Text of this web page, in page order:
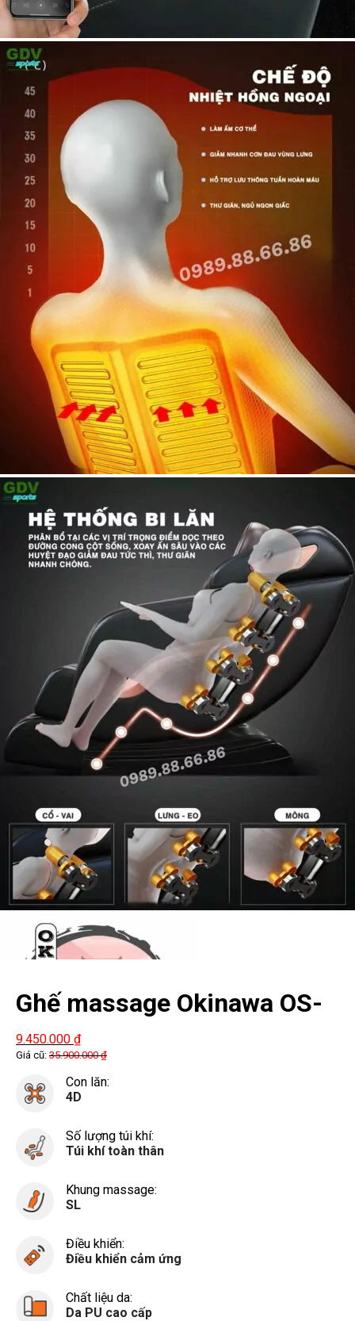
Ghế massage Okinawa OS-
111
9.450.000 ₫
Giá cũ: 35.900.000₫
Con lăn:
4D
Số lượng túi khí:
Túi khí toàn thân
Khung massage:
SL
Điều khiển:
Điều khiển cảm ứng
Chất liệu da:
Da PU cao cấp